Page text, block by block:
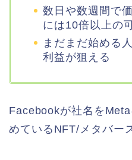
数日や数週間で
には10倍以上の
まだまだ始める
利益が狙える
Facebookが社名を
めているNFT/メタバー